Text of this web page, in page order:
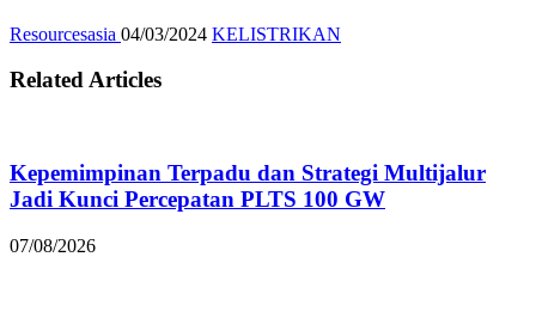
Resourcesasia 04/03/2024 KELISTRIKAN
Related Articles
Kepemimpinan Terpadu dan Strategi Multijalur
Jadi Kunci Percepatan PLTS 100 GW
07/08/2026